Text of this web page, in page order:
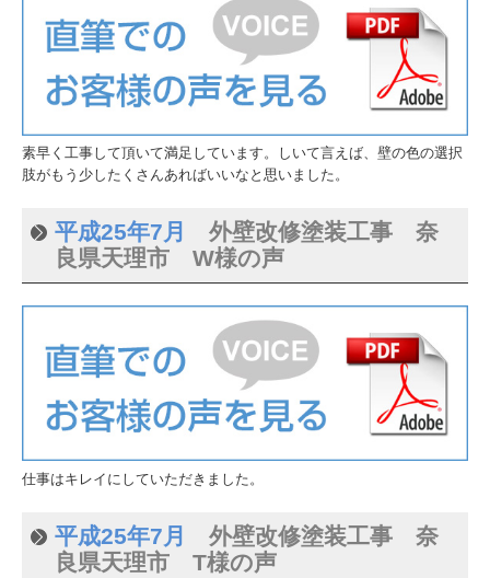
素早く工事して頂いて満足しています。しいて言えば、壁の色の選択
肢がもう少したくさんあればいいなと思いました。
平成25年7月 外壁改修塗装工事 奈
良県天理市 W様の声
仕事はキレイにしていただきました。
平成25年7月 外壁改修塗装工事 奈
良県天理市 T様の声